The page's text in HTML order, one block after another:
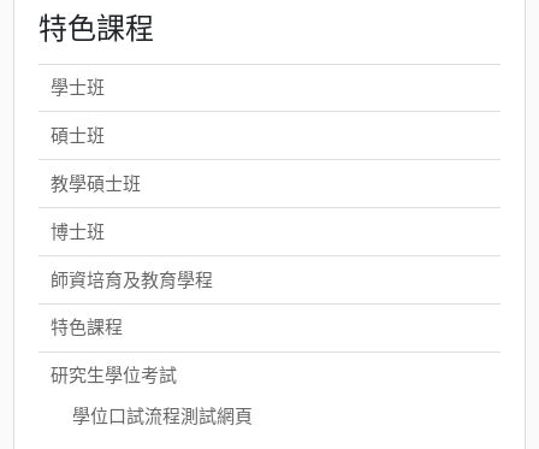
特色課程
學士班
碩士班
教學碩士班
博士班
師資培育及教育學程
特色課程
研究生學位考試
學位口試流程測試網頁